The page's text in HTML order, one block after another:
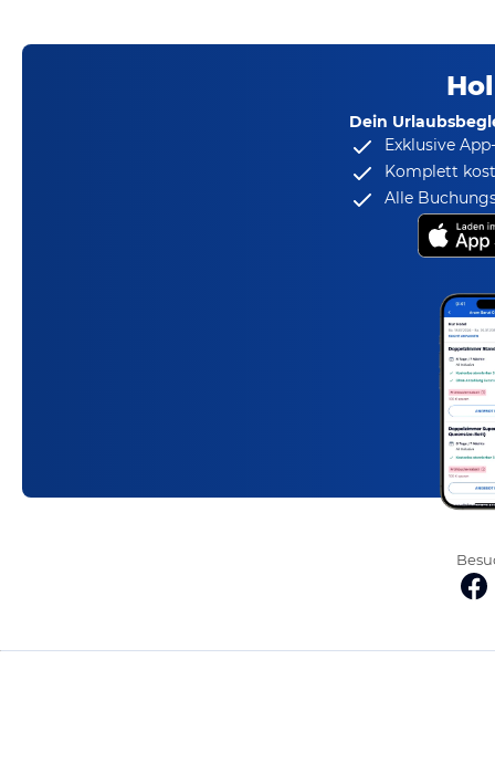
Dein
Exklusive
Komplett
Alle